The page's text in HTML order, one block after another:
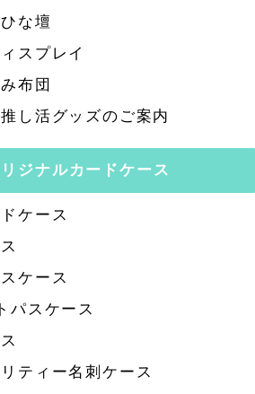
な壇
スプレイ
布団
し活グッズのご案内
ジナルカードケース
ケース
ケース
パスケース
ティー名刺ケース